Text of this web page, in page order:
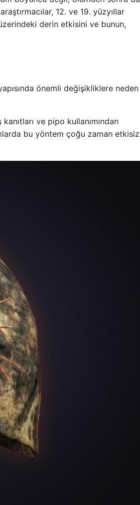
12. ve 19. yüzyıllar
derin etkisini ve bunun,
önemli değişikliklere neden
ve pipo kullanımından
bu yöntem çoğu zaman etkisiz